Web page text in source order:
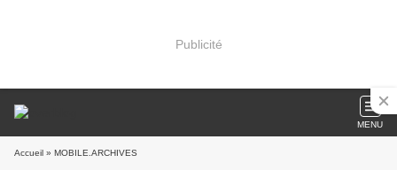
Publicité
MENU
Accueil » MOBILE.ARCHIVES